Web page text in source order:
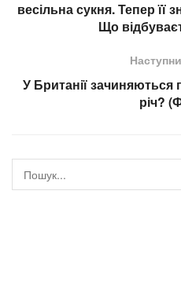
весільна сукня. Тепер її
Що
У Британії зачиняються
річ?